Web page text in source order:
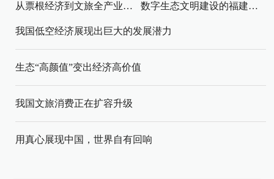
从票根经济到文旅全产业链升级 数字生态文明建设的福建路径与启示
我国低空经济展现出巨大的发展潜力
生态“高颜值”变出经济高价值
我国文旅消费正在扩容升级
用真心展现中国，世界自有回响